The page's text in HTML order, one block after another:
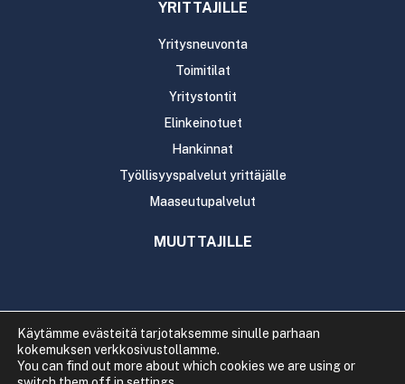
YRITTÄJILLE
Yritysneuvonta
Toimitilat
Yritystontit
Elinkeinotuet
Hankinnat
Työllisyyspalvelut yrittäjälle
Maaseutupalvelut
MUUTTAJILLE
Copyright 2020 Rautavaaran kunta
TietosuojaSaavutettavuus
Käytämme evästeitä tarjotaksemme sinulle parhaan
kokemuksen verkkosivustollamme.
You can find out more about which cookies we are using or